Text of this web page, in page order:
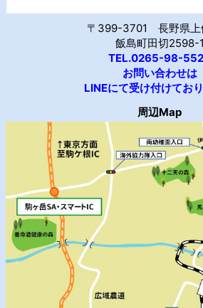
〒399-3701 長野県上
飯島町田切2598-1
TEL.0265-98-
お問い合わせは
LINEにて受け付けており
周辺Map